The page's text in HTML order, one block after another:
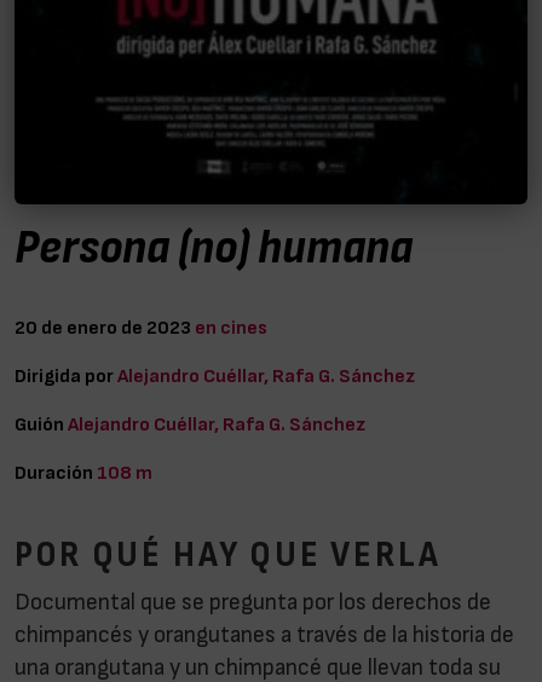
Persona (no) humana
20 de enero de 2023 en cines
Dirigida porAlejandro Cuéllar, Rafa G. Sánchez
Guión Alejandro Cuéllar, Rafa G. Sánchez
Duración 108 m
POR QUÉ HAY QUE VERLA
Documental que se pregunta por los derechos de
chimpancés y orangutanes a través de la historia de
una orangutana y un chimpancé que llevan toda su